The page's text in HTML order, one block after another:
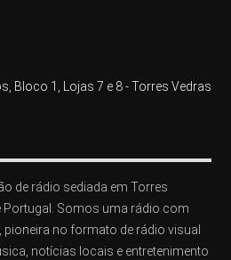
Bloco 1, Lojas 7 e 8 - Torres Vedras
de rádio sediada em Torres
Portugal. Somos uma rádio com
no formato de rádio visual
notícias locais e entretenimento